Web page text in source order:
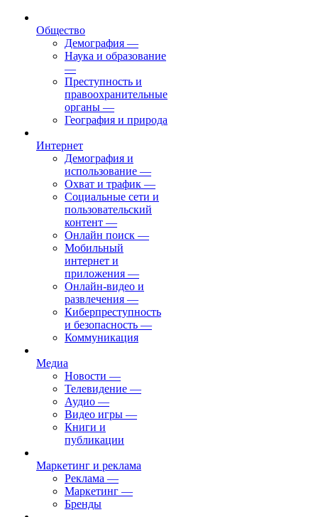
Общество
Демография —
Наука и образование
—
Преступность и
правоохранительные
органы —
География и природа
Интернет
Демография и
использование —
Охват и трафик —
Социальные сети и
пользовательский
контент —
Онлайн поиск —
Мобильный
интернет и
приложения —
Онлайн-видео и
развлечения —
Киберпреступность
и безопасность —
Коммуникация
Медиа
Новости —
Телевидение —
Аудио —
Видео игры —
Книги и
публикации
Маркетинг и реклама
Реклама —
Маркетинг —
Бренды